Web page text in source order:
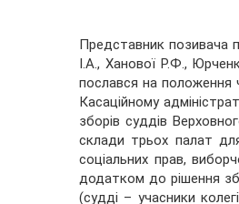
Представник позивача
І.А., Ханової Р.Ф.,
послався на положення
Касаційному
зборів суддів
склади трьох палат
соціальних прав,
додатком до рішення
(судді – учасники